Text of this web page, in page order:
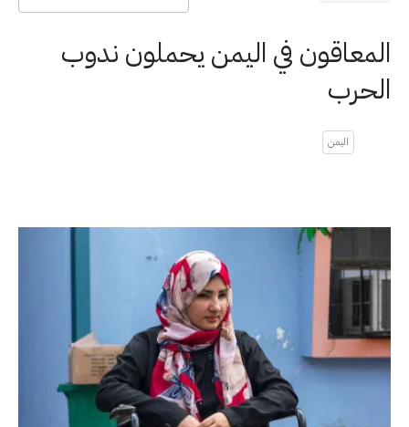
المعاقون في اليمن يحملون ندوب
الحرب
اليمن